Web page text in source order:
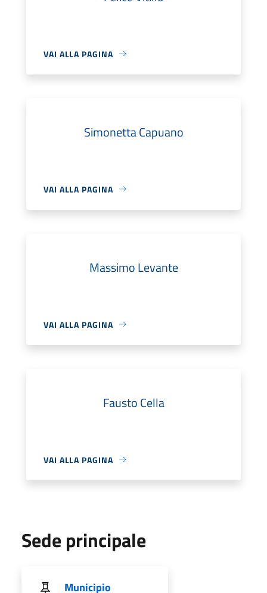
VAI ALLA PAGINA
Simonetta Capuano
VAI ALLA PAGINA
Massimo Levante
VAI ALLA PAGINA
Fausto Cella
VAI ALLA PAGINA
Sede principale
Municipio